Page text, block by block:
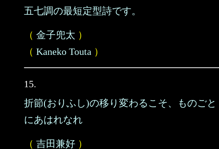
五七調の最短定型詩です。
（ 金子兜太 ）
（ Kaneko Touta ）
15.
折節(おりふし)の移り変わるこそ、ものごと
にあはれなれ
（ 吉田兼好 ）